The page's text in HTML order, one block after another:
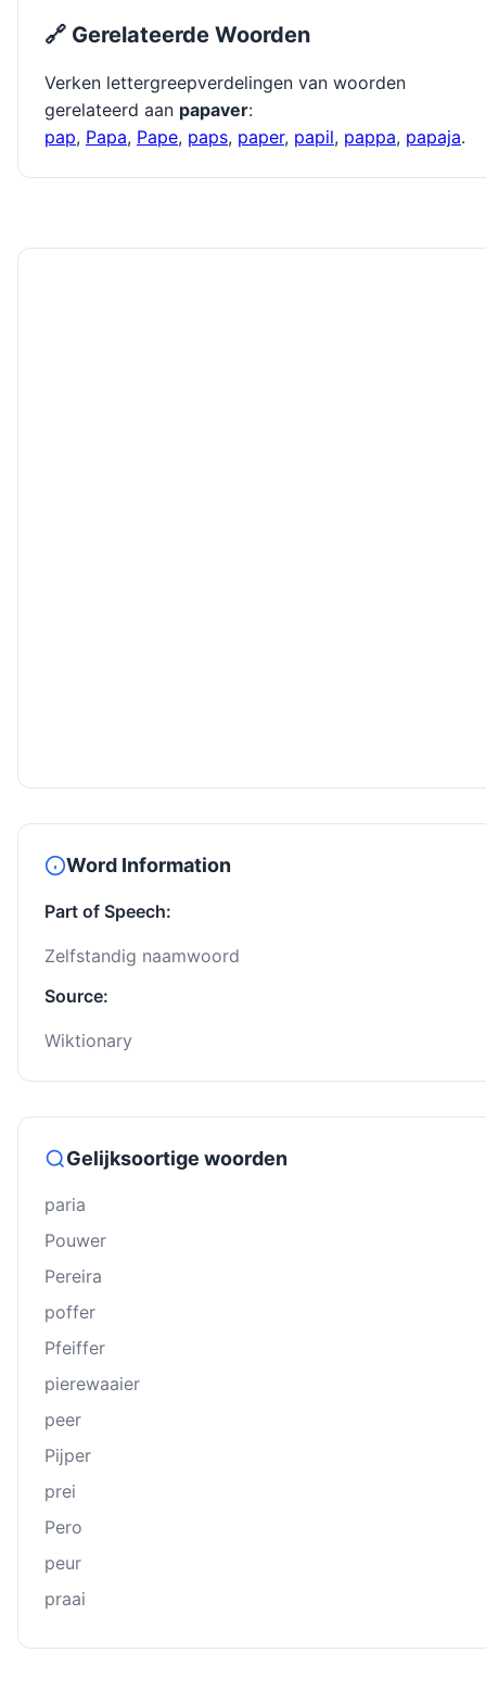
🔗 Gerelateerde Woorden
Verken lettergreepverdelingen van woorden
gerelateerd aan papaver:
pap, Papa, Pape, paps, paper, papil, pappa, papaja.
Word Information
Part of Speech:
Zelfstandig naamwoord
Source:
Wiktionary
Gelijksoortige woorden
paria
Pouwer
Pereira
poffer
Pfeiffer
pierewaaier
peer
Pĳper
prei
Pero
peur
praai